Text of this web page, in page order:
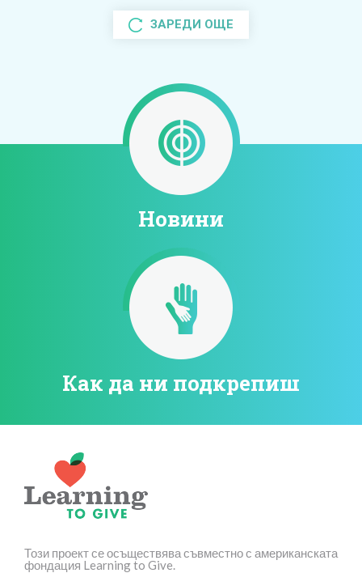
ЗАРЕДИ ОЩЕ
Новини
Как да ни подкрепиш
Този проект се осъществява съвместно с американската
фондация Learning to Give.